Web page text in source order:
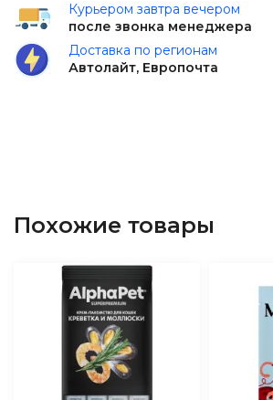
Курьером завтра вечером
после звонка менеджера
Доставка по регионам
Автолайт, Европочта
Похожие товары